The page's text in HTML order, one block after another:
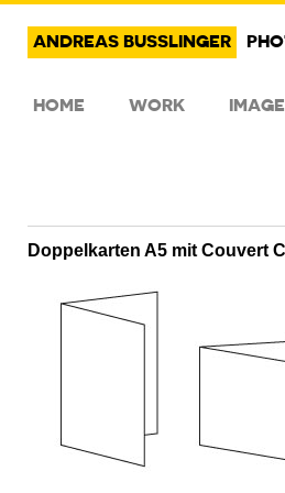
ANDREAS BUSSLINGER
HOME WORK
Doppelkarten A5 mit Couvert